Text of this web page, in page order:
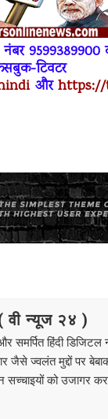
नंबर
और https://
न्यूज २४ )
हिंदी डिजिटल
जैसे ज्वलंत मुद्दों पर
को उजागर